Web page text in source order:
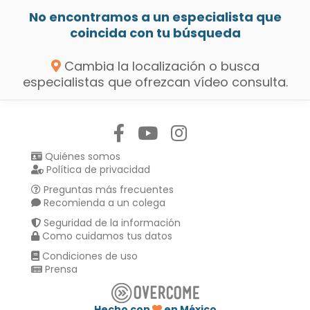
No encontramos a un especialista que
coincida con tu búsqueda
Cambia la localización o busca
especialistas que ofrezcan vídeo consulta.
Quiénes somos
Política de privacidad
Preguntas más frecuentes
Recomienda a un colega
Seguridad de la información
Como cuidamos tus datos
Condiciones de uso
Prensa